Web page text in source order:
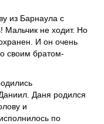
из Барнаула с
не ходит. Но
И он очень
своим братом-
Даня родился
и
по